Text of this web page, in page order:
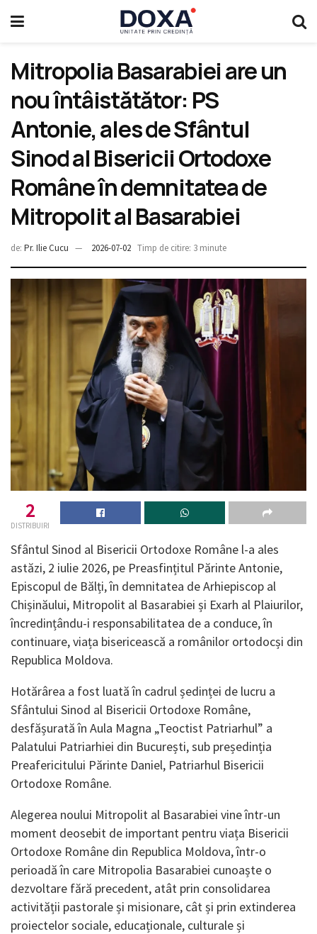
Mitropolia Basarabiei are un
nou întâistătător: PS
Antonie, ales de Sfântul
Sinod al Bisericii Ortodoxe
Române în demnitatea de
Mitropolit al Basarabiei
de: Pr. Ilie Cucu 2026-07-02 Timp de citire: 3 minute
2
DISTRIBUIRI
Sfântul Sinod al Bisericii Ortodoxe Române l-a ales
astăzi, 2 iulie 2026, pe Preasfințitul Părinte Antonie,
Episcopul de Bălți, în demnitatea de Arhiepiscop al
Chișinăului, Mitropolit al Basarabiei și Exarh al Plaiurilor,
încredințându-i responsabilitatea de a conduce, în
continuare, viața bisericească a românilor ortodocși din
Republica Moldova.
Hotărârea a fost luată în cadrul ședinței de lucru a
Sfântului Sinod al Bisericii Ortodoxe Române,
desfășurată în Aula Magna „Teoctist Patriarhul” a
Palatului Patriarhiei din București, sub președinția
Preafericitului Părinte Daniel, Patriarhul Bisericii
Ortodoxe Române.
Alegerea noului Mitropolit al Basarabiei vine într-un
moment deosebit de important pentru viața Bisericii
Ortodoxe Române din Republica Moldova, într-o
perioadă în care Mitropolia Basarabiei cunoaște o
dezvoltare fără precedent, atât prin consolidarea
activității pastorale și misionare, cât și prin extinderea
proiectelor sociale, educaționale, culturale și